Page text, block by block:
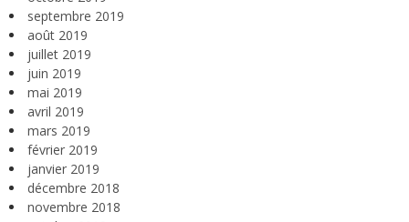
septembre 2019
août 2019
juillet 2019
juin 2019
mai 2019
avril 2019
mars 2019
février 2019
janvier 2019
décembre 2018
novembre 2018